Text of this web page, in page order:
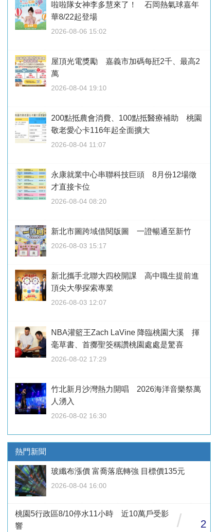
啦啦隊女神李多慧來了！ 石岡熱氣球嘉年
華8/22起登場
2026-08-06 15:02
屋頂光電獎勵 嘉義市加碼每瓩2千、最高2
萬
2026-08-04 19:10
200點抵農會消費、100點抵醫療補助 桃園
敬老愛心卡116年起全面擴大
2026-08-04 11:07
永康就業中心串聯科技巨頭 8月份12場徵
才直接卡位
2026-08-04 08:20
新北市圖跨域借閱版圖 一證暢通至新竹
2026-08-03 15:17
新北攜手北聯大四校開課 高中職生提前進
頂尖大學探索專業
2026-08-03 12:07
NBA灌籃王Zach LaVine 降臨桃園大溪 揮
毫草書、首擲聖筊稱讚桃園處處是驚喜
2026-08-02 17:29
竹北新月沙灣熱力開唱 2026海洋音樂祭萬
人湧入
2026-08-02 16:30
熱門新聞
玻纖布漲價 富喬落底轉強 目標價135元
2026-08-04 16:00
桃園5行政區8/10停水11小時 近10萬戶受影
響
/ 2